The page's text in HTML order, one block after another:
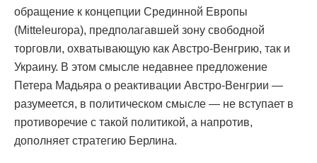
обращение к концепции Срединной Европы
(Mitteleuropa), предполагавшей зону свободной
торговли, охватывающую как Австро-Венгрию, так и
Украину. В этом смысле недавнее предложение
Петера Мадьяра о реактивации Австро-Венгрии —
разумеется, в политическом смысле — не вступает в
противоречие с такой политикой, а напротив,
дополняет стратегию Берлина.